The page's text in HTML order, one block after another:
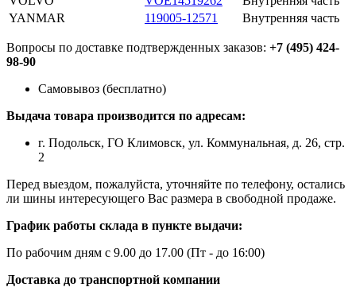
YANMAR
119005-12571 Внутренняя часть
Вопросы по доставке подтвержденных заказов: +7 (495) 424-
98-90
Самовывоз (бесплатно)
Выдача товара производится по адресам:
г. Подольск, ГО Климовск, ул. Коммунальная, д. 26, стр.
2
Перед выездом, пожалуйста, уточняйте по телефону, остались
ли шины интересующего Вас размера в свободной продаже.
График работы склада в пункте выдачи:
По рабочим дням с 9.00 до 17.00 (Пт - до 16:00)
Доставка до транспортной компании